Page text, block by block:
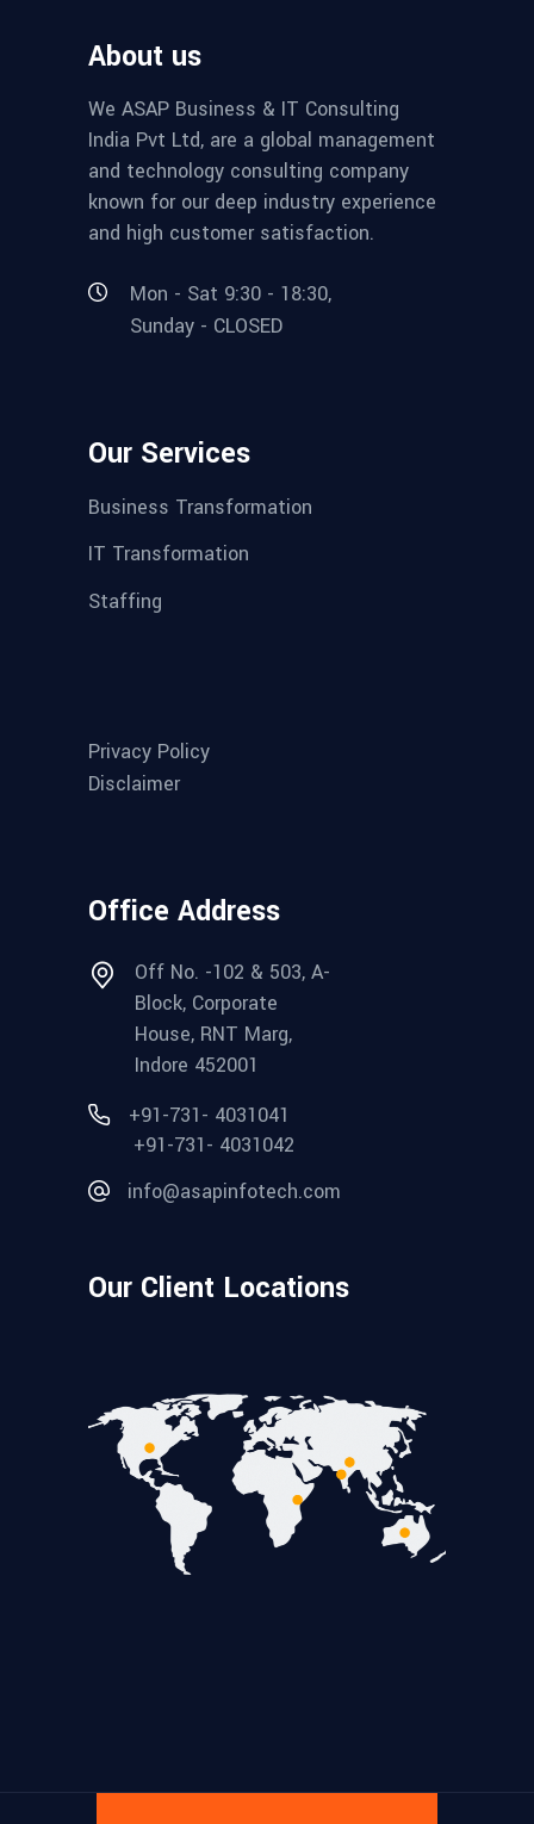
About us
We ASAP Business & IT Consulting
India Pvt Ltd, are a global management
and technology consulting company
known for our deep industry experience
and high customer satisfaction.
Mon - Sat 9:30 - 18:30,
Sunday - CLOSED
Our Services
Business Transformation
IT Transformation
Staffing
Privacy Policy
Disclaimer
Office Address
Off No. -102 & 503, A-
Block, Corporate
House, RNT Marg,
Indore 452001
+91-731- 4031041
+91-731- 4031042
info@asapinfotech.com
Our Client Locations